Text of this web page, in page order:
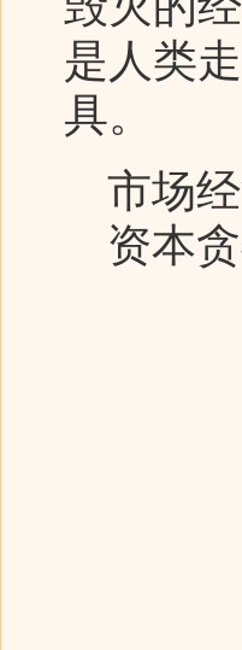
是人类
具。
市场经
资本贪